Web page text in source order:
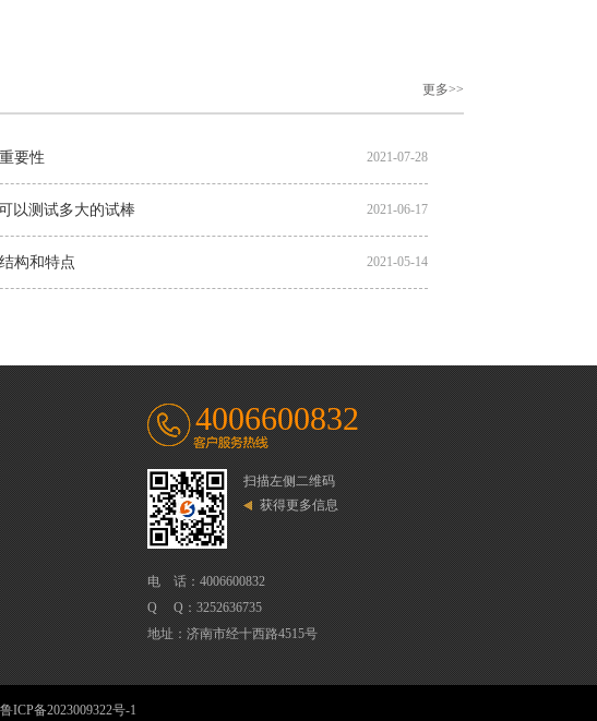
更多>>
2021-07-28
要性
2021-06-17
以测试多大的试棒
2021-05-14
构和特点
4006600832
扫描左侧二维码
获得更多信息
电 话：4006600832
Q Q：3252636735
地址：济南市经十西路4515号
鲁ICP备2023009322号-1